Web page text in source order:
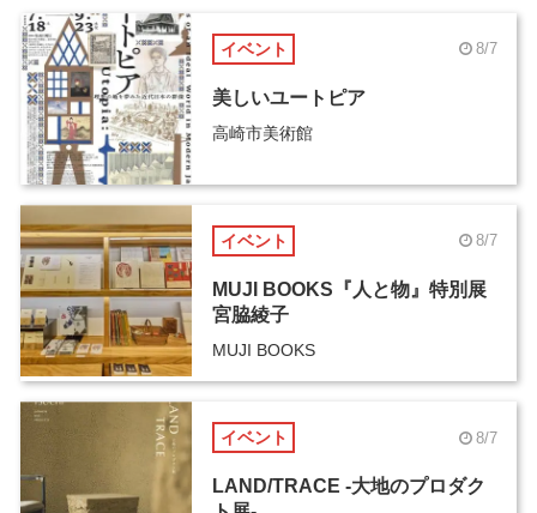
イベント 8/7
美しいユートピア
高崎市美術館
イベント 8/7
MUJI BOOKS『人と物』特別展
宮脇綾子
MUJI BOOKS
イベント 8/7
LAND/TRACE -大地のプロダク